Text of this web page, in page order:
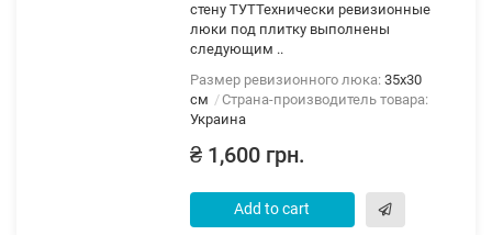
стену ТУТТехнически ревизионные
люки под плитку выполнены
следующим ..
Размер ревизионного люка: 35х30
см
Страна-производитель товара:
Украина
₴ 1,600 грн.
Add to cart